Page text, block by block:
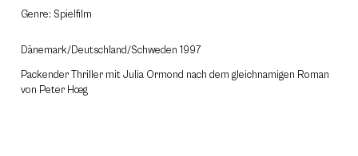
Genre: Spielfilm
Dänemark/Deutschland/Schweden 1997
Packender Thriller mit Julia Ormond nach dem gleichnamigen Roman
von Peter Hœg